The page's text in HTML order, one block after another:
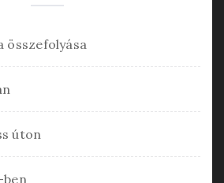
összefolyása
úton
ben